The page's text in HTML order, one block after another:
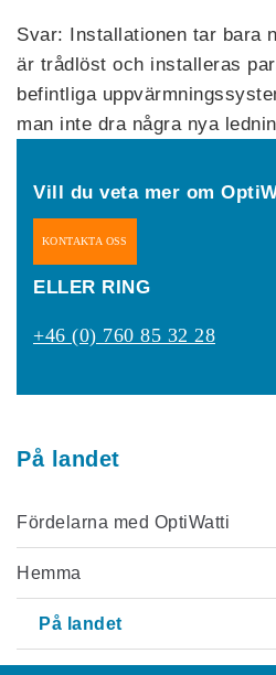
Vill du veta mer om
KONTAKTA OSS
ELLER RING
+46 (0) 760 85 32 28
På landet
Fördelarna med OptiWatti
Hemma
På landet
Svar: Installationen tar bara
är trådlöst och installeras
befintliga
man inte dra några nya